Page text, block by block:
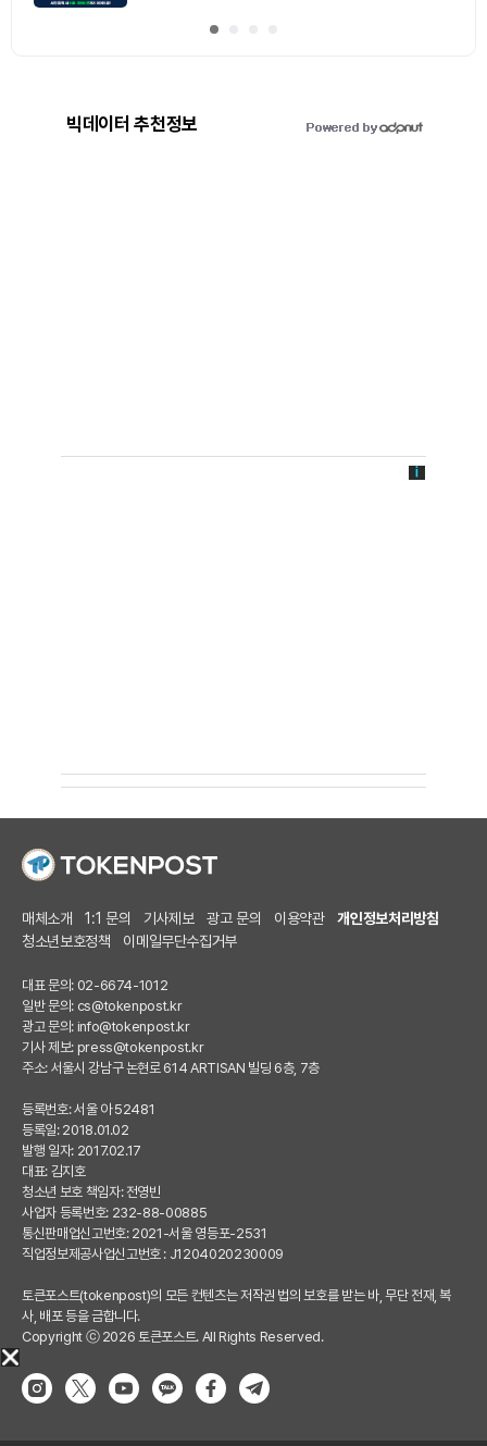
빅데이터 추천정보
매체소개 1:1 문의 기사제보 광고 문의 이용약관
개인정보처리방침
청소년보호정책
이메일무단수집거부
대표 문의: 02-6674-1012
일반 문의: cs@tokenpost.kr
광고 문의: info@tokenpost.kr
기사 제보: press@tokenpost.kr
주소: 서울시 강남구 논현로 614 ARTISAN 빌딩 6층, 7층
등록번호: 서울 아 52481
등록일: 2018.01.02
발행 일자: 2017.02.17
대표: 김지호
청소년 보호 책임자: 전영빈
사업자 등록번호: 232-88-00885
통신판매업신고번호: 2021-서울 영등포-2531
직업정보제공사업신고번호 : J1204020230009
토큰포스트(tokenpost)의 모든 컨텐츠는 저작권 법의 보호를 받는 바, 무단 전재, 복
사, 배포 등을 금합니다.
Copyright ⓒ 2026 토큰포스트. All Rights Reserved.